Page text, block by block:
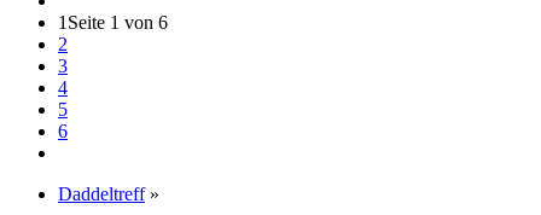
1 Seite 1 von 6
2
3
4
5
6
Daddeltreff »